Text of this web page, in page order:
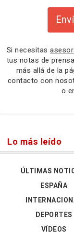
Si necesitas
tus notas de
más allá de la
contacto con
o
Lo más leído
ÚLTIMAS
ESPAÑA
DEPORTES
VÍDEOS